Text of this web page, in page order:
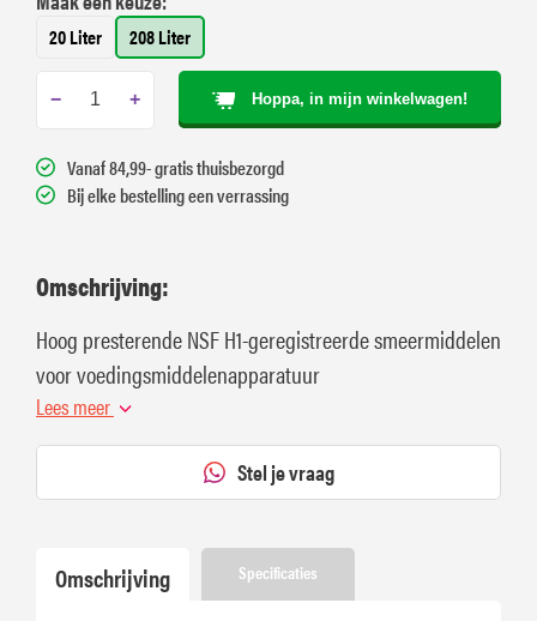
20 Liter 208 Liter
− + Hoppa, in mijn winkelwagen!
Vanaf 84,99- gratis thuisbezorgd
Bij elke bestelling een verrassing
Omschrijving:
Hoog presterende NSF H1-geregistreerde smeermiddelen
voor voedingsmiddelenapparatuur
Lees meer
Stel je vraag
Omschrijving Specificaties